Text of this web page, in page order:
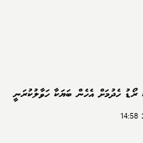
ރޯޑު ހެދުމަށް އެހެން ބަޔަކާ ހަވާލުކުރަނީ